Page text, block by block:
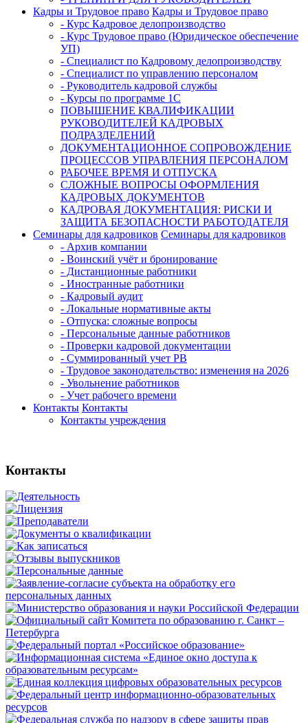
Кадры и Трудовое право Кадры и Трудовое право
- Курс Кадровое делопроизводство
- Курс Трудовое право (Юридическое обеспечение
УП)
- Специалист по Кадровому делопроизводству
- Специалист по управлению персоналом
- Руководитель кадровой службы
- Курсы по программе 1С
ПОВЫШЕНИЕ КВАЛИФИКАЦИИ
РУКОВОДИТЕЛЕЙ КАДРОВЫХ
ПОДРАЗДЕЛЕНИЙ
ДОКУМЕНТАЦИОННОЕ СОПРОВОЖДЕНИЕ
ПРОЦЕССОВ УПРАВЛЕНИЯ ПЕРСОНАЛОМ
РАБОЧЕЕ ВРЕМЯ И ОТПУСКА
СЛОЖНЫЕ ВОПРОСЫ ОФОРМЛЕНИЯ
КАДРОВЫХ ДОКУМЕНТОВ
КАДРОВАЯ ДОКУМЕНТАЦИЯ: РИСКИ И
ЗАЩИТА БЕЗОПАСНОСТИ РАБОТОДАТЕЛЯ
Семинары для кадровиков Семинары для кадровиков
- Архив компании
- Воинский учёт и бронирование
- Дистанционные работники
- Иностранные работники
- Кадровый аудит
- Локальные нормативные акты
- Отпуска: сложные вопросы
- Персональные данные работников
- Проверки кадровой документации
- Суммированный учет РВ
- Трудовое законодательство: изменения на 2026
- Увольнение работников
- Учет рабочего времени
Контакты Контакты
Контакты учреждения
Контакты